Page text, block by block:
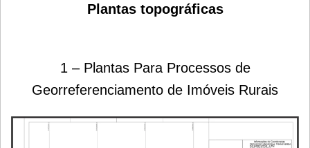
Plantas topográficas
1 – Plantas Para Processos de
Georreferenciamento de Imóveis Rurais